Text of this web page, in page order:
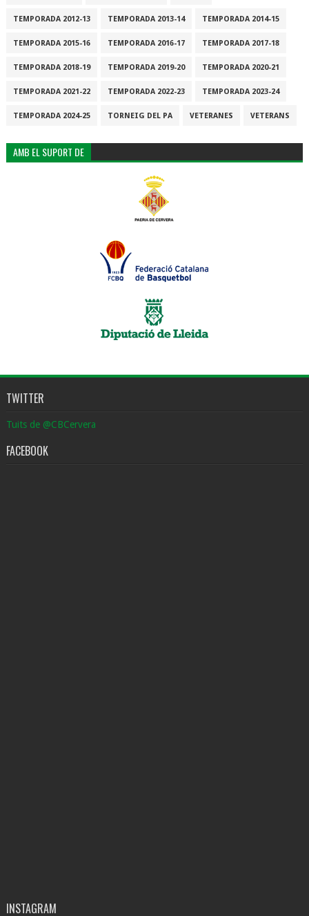
TEMPORADA 2012-13 TEMPORADA 2013-14 TEMPORADA 2014-15
TEMPORADA 2015-16 TEMPORADA 2016-17 TEMPORADA 2017-18
TEMPORADA 2018-19 TEMPORADA 2019-20 TEMPORADA 2020-21
TEMPORADA 2021-22 TEMPORADA 2022-23 TEMPORADA 2023-24
TEMPORADA 2024-25 TORNEIG DEL PA VETERANES VETERANS
AMB EL SUPORT DE
TWITTER
Tuits de @CBCervera
FACEBOOK
INSTAGRAM